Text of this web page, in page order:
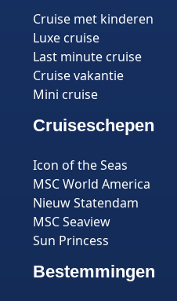
Cruise met kinderen
Luxe cruise
Last minute cruise
Cruise vakantie
Mini cruise
Cruiseschepen
Icon of the Seas
MSC World America
Nieuw Statendam
MSC Seaview
Sun Princess
Bestemmingen